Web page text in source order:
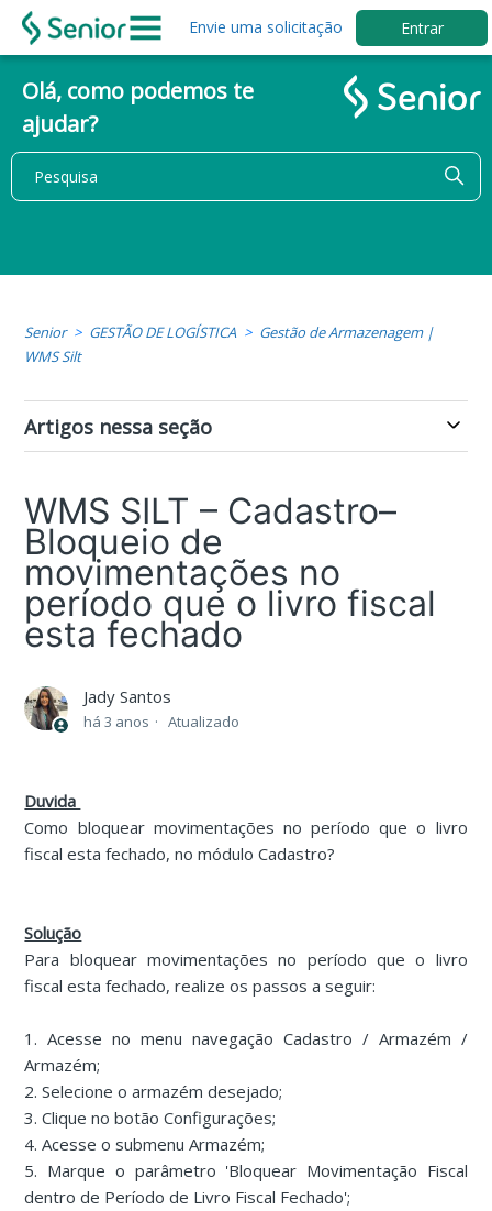
Envie uma solicitação Entrar
Olá, como podemos te
ajudar?
Senior GESTÃO DE LOGÍSTICA
Gestão de Armazenagem |
WMS Silt
Artigos nessa seção
WMS SILT – Cadastro–
Bloqueio de
movimentações no
período que o livro fiscal
esta fechado
Jady Santos
há 3 anos Atualizado
Duvida
Como bloquear movimentações no período que o livro
fiscal esta fechado, no módulo Cadastro?
Solução
Para bloquear movimentações no período que o livro
fiscal esta fechado, realize os passos a seguir:
1. Acesse no menu navegação Cadastro / Armazém /
Armazém;
2. Selecione o armazém desejado;
3. Clique no botão Configurações;
4. Acesse o submenu Armazém;
5. Marque o parâmetro 'Bloquear Movimentação Fiscal
dentro de Período de Livro Fiscal Fechado';